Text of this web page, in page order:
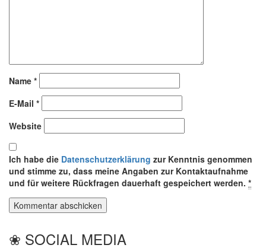
Name *
E-Mail *
Website
Ich habe die Datenschutzerklärung zur Kenntnis genommen
und stimme zu, dass meine Angaben zur Kontaktaufnahme
und für weitere Rückfragen dauerhaft gespeichert werden. *
❀ SOCIAL MEDIA